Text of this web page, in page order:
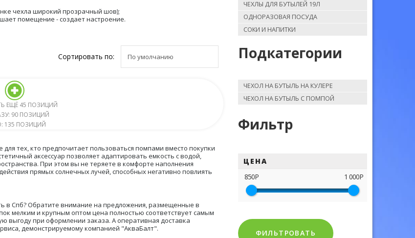
ЧЕХЛЫ ДЛЯ БУТЫЛЕЙ 19Л
ОДНОРАЗОВАЯ ПОСУДА
СОКИ И НАПИТКИ
Подкатегории
ЧЕХОЛ НА БУТЫЛЬ НА КУЛЕРЕ
ЧЕХОЛ НА БУТЫЛЬ С ПОМПОЙ
Фильтр
ЦЕНА
850Р
1 000Р
ФИЛЬТРОВАТЬ
чехла широкий прозрачный шов);
помещение - создает настроение.
Сортировать по:
ЕЩЁ 45 ПОЗИЦИЙ
90 ПОЗИЦИЙ
135 ПОЗИЦИЙ
тех, кто предпочитает пользоваться помпами вместо покупки
аксессуар позволяет адаптировать емкость с водой,
При этом вы не теряете в комфорте наполнения
прямых солнечных лучей, способных негативно повлиять
в Спб? Обратите внимание на предложения, размещенные в
мелким и крупным оптом цена полностью соответствует самым
выгоду при оформлении заказа. А оперативная доставка
демонстрируемому компанией "АкваБалт".